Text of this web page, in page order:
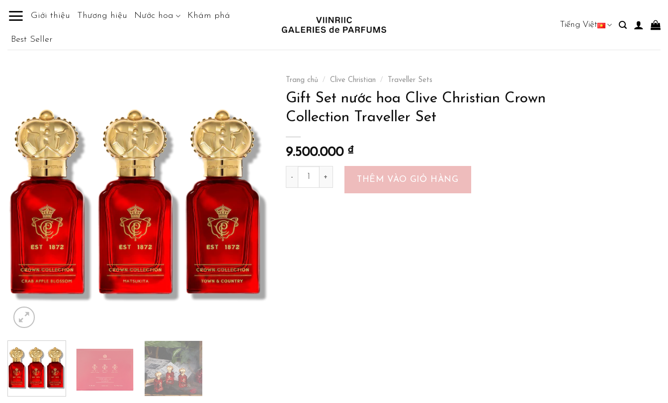
content
Giới thiệu Thương hiệu Nước hoa Khám phá
Best Seller
Tiếng Việt
Trang chủ / Clive Christian / Traveller Sets
Gift Set nước hoa Clive Christian Crown
Collection Traveller Set
9.500.000 ₫
Gift Set nước hoa Clive Christian Crown Collection Traveller Set số lượng
THÊM VÀO GIỎ HÀNG